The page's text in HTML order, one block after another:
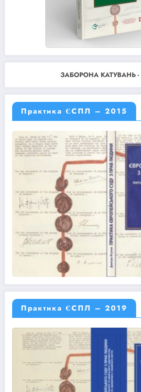
ЗАБОРОНА КАТУВАНЬ -
Практика ЄСПЛ – 2015
Практика ЄСПЛ – 2019